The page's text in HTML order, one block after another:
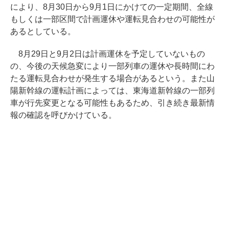
により、8月30日から9月1日にかけての一定期間、全線
もしくは一部区間で計画運休や運転見合わせの可能性が
あるとしている。
8月29日と9月2日は計画運休を予定していないもの
の、今後の天候急変により一部列車の運休や長時間にわ
たる運転見合わせが発生する場合があるという。また山
陽新幹線の運転計画によっては、東海道新幹線の一部列
車が行先変更となる可能性もあるため、引き続き最新情
報の確認を呼びかけている。